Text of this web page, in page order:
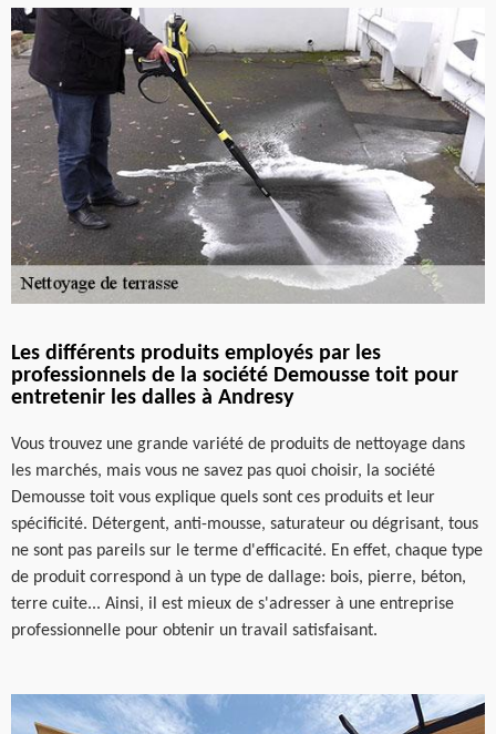
Les différents produits employés par les
professionnels de la société Demousse toit pour
entretenir les dalles à Andresy
Vous trouvez une grande variété de produits de nettoyage dans
les marchés, mais vous ne savez pas quoi choisir, la société
Demousse toit vous explique quels sont ces produits et leur
spécificité. Détergent, anti-mousse, saturateur ou dégrisant, tous
ne sont pas pareils sur le terme d'efficacité. En effet, chaque type
de produit correspond à un type de dallage: bois, pierre, béton,
terre cuite... Ainsi, il est mieux de s'adresser à une entreprise
professionnelle pour obtenir un travail satisfaisant.